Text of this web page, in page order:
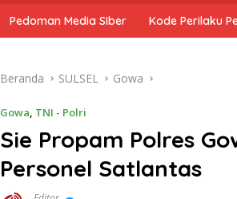
Pedoman Media SIber Kode Perilaku
Beranda SULSEL Gowa
Gowa, TNI - Polri
Sie Propam Polres
Personel Satlantas